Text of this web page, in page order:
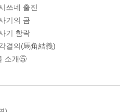
쓰네 출진
기의 곰
기 함락
결의(馬角結義)
소개⑤